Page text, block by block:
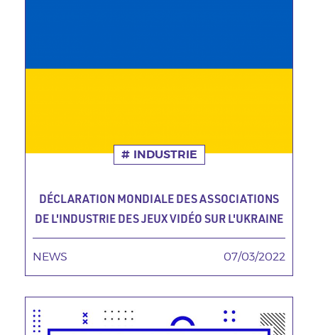
INDUSTRIE
DÉCLARATION MONDIALE DES ASSOCIATIONS
DE L'INDUSTRIE DES JEUX VIDÉO SUR L'UKRAINE
TAGS MINEURES
NEWS Date
07/03/2022